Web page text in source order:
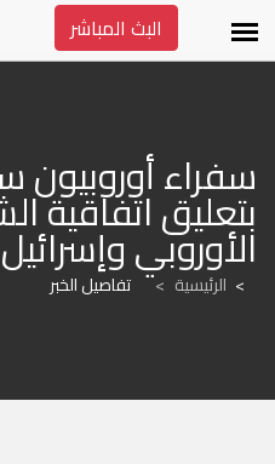
البث المباشر
الأوروبي وإسرائيل
الرئيسية > تفاصيل الخبر